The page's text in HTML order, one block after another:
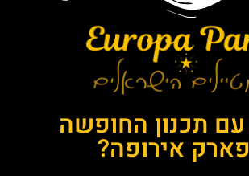
תכנון החופשה
אירופה?